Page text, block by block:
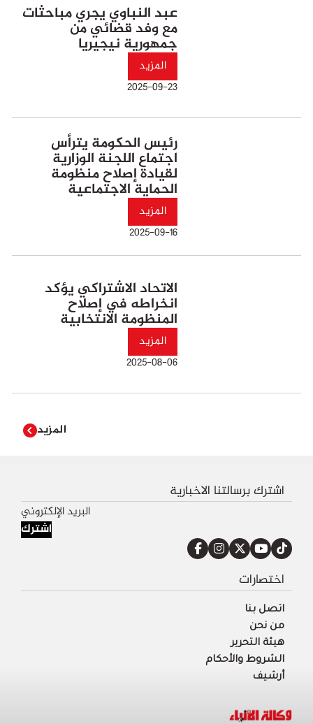
عبد النباوي يجري مباحثات
مع وفد قضائي من
جمهورية نيجيريا
المزيد
2025-09-23
رئيس الحكومة يترأس
اجتماع اللجنة الوزارية
لقيادة إصلاح منظومة
الحماية الاجتماعية
المزيد
2025-09-16
الاتحاد الاشتراكي يؤكد
انخراطه في إصلاح
المنظومة الانتخابية
المزيد
2025-08-06
المزيد
اشترك برسالتنا الاخبارية
اشترك
اختصارات
اتصل بنا
من نحن
هيئة التحرير
الشروط والأحكام
أرشيف